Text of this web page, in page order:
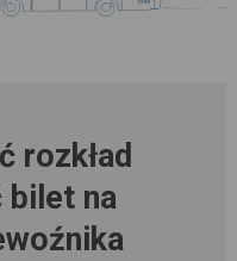
rozkład
bilet na